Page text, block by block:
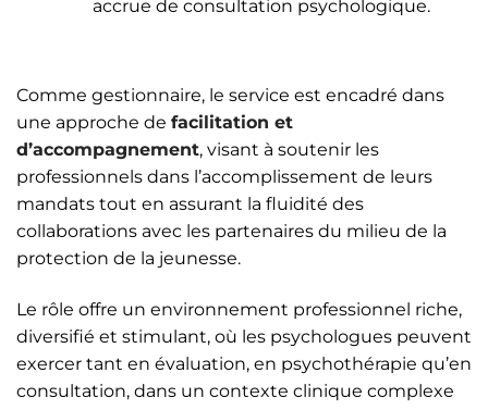
accrue de consultation psychologique.
Comme gestionnaire, le service est encadré dans
une approche de facilitation et
d’accompagnement, visant à soutenir les
professionnels dans l’accomplissement de leurs
mandats tout en assurant la fluidité des
collaborations avec les partenaires du milieu de la
protection de la jeunesse.
Le rôle offre un environnement professionnel riche,
diversifié et stimulant, où les psychologues peuvent
exercer tant en évaluation, en psychothérapie qu’en
consultation, dans un contexte clinique complexe